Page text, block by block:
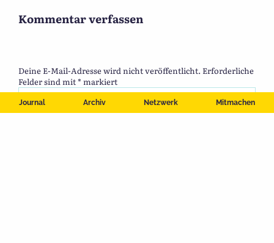
Journal Archiv Netzwerk Mitmachen
Kommentar verfassen
Deine E-Mail-Adresse wird nicht veröffentlicht. Erforderliche
Felder sind mit* markiert